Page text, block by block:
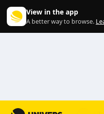
View in the app
A better way to browse.